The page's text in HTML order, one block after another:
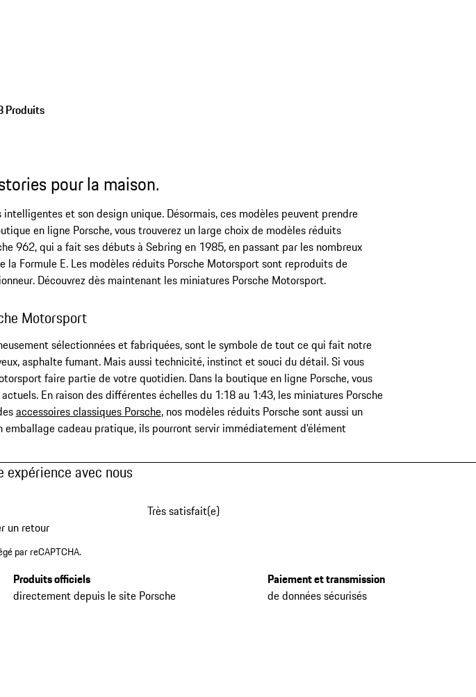
Produits
pour la maison.
et son design unique. Désormais, ces modèles peuvent prendre
en ligne Porsche, vous trouverez un large choix de modèles réduits
962, qui a fait ses débuts à Sebring en 1985, en passant par les nombreux
Formule E. Les modèles réduits Porsche Motorsport sont reproduits de
Découvrez dès maintenant les miniatures Porsche Motorsport.
Motorsport
sélectionnées et fabriquées, sont le symbole de tout ce qui fait notre
asphalte fumant. Mais aussi technicité, instinct et souci du détail. Si vous
faire partie de votre quotidien. Dans la boutique en ligne Porsche, vous
En raison des différentes échelles du 1:18 au 1:43, les miniatures Porsche
accessoires classiques Porsche, nos modèles réduits Porsche sont aussi un
cadeau pratique, ils pourront servir immédiatement d'élément
expérience avec nous
Très satisfait(e)
un retour
par reCAPTCHA.
Produits officiels
directement depuis le site Porsche
Paiement et transmission
de données sécurisés